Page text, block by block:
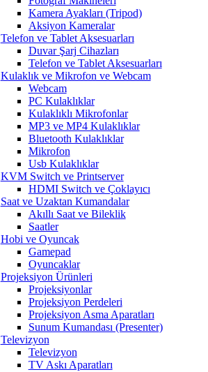
Kamera Ayakları (Tripod)
Aksiyon Kameralar
Telefon ve Tablet Aksesuarları
Duvar Şarj Cihazları
Telefon ve Tablet Aksesuarları
Kulaklık ve Mikrofon ve Webcam
Webcam
PC Kulaklıklar
Kulaklıklı Mikrofonlar
MP3 ve MP4 Kulaklıklar
Bluetooth Kulaklıklar
Mikrofon
Usb Kulaklıklar
KVM Switch ve Printserver
HDMI Switch ve Çoklayıcı
Saat ve Uzaktan Kumandalar
Akıllı Saat ve Bileklik
Saatler
Hobi ve Oyuncak
Gamepad
Oyuncaklar
Projeksiyon Ürünleri
Projeksiyonlar
Projeksiyon Perdeleri
Projeksiyon Asma Aparatları
Sunum Kumandası (Presenter)
Televizyon
Televizyon
TV Askı Aparatları